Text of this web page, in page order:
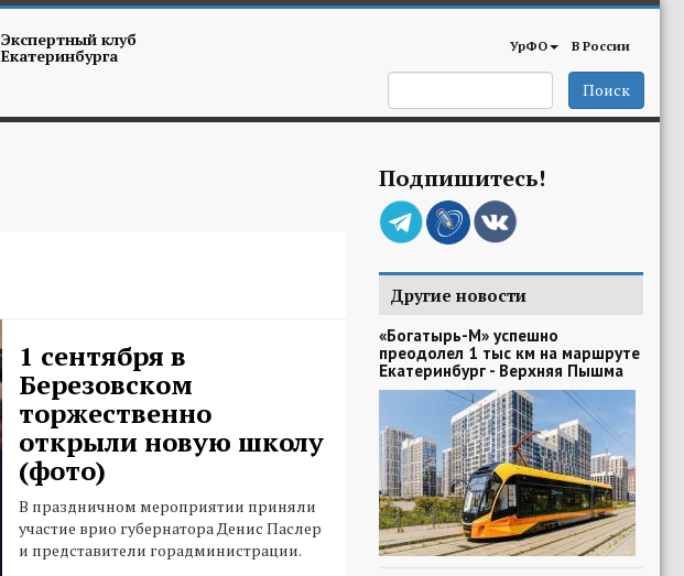
Экспертный клуб
Екатеринбурга УрФО В России
Поиск
1 сентября в
Березовском
торжественно
открыли новую школу
(фото)
В праздничном мероприятии приняли
участие врио губернатора Денис Паслер
и представители горадминистрации.
Подпишитесь!
Другие новости
«Богатырь-М» успешно
преодолел 1 тыс км на маршруте
Екатеринбург - Верхняя Пышма